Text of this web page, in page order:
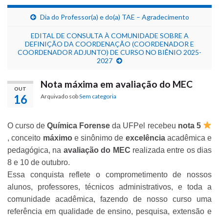
Dia do Professor(a) e do(a) TAE – Agradecimento
EDITAL DE CONSULTA À COMUNIDADE SOBRE A
DEFINIÇÃO DA COORDENAÇÃO (COORDENADOR E
COORDENADOR ADJUNTO) DE CURSO NO BIÊNIO 2025-
2027
OUT
16
Nota máxima em avaliação do MEC
Arquivado sobSem categoria
O curso deQuímica Forense da UFPel recebeu nota 5
, conceito máximoe sinônimo de excelênciaacadêmica e
pedagógica, na avaliação do MEC realizada entre os dias
8 e 10 de outubro.
Essa conquista reflete o comprometimento de nossos
alunos, professores, técnicos administrativos, e toda a
comunidade acadêmica, fazendo de nosso curso uma
referência em qualidade de ensino, pesquisa, extensão e